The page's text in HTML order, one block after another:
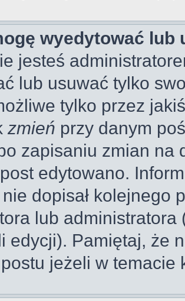
wyedytować lub
jesteś
lub usuwać tylko
tylko przez
zmień przy danym
zapisaniu zmian na
edytowano.
dopisał kolejnego
lub
edycji). Pamiętaj, że
jeżeli w temacie